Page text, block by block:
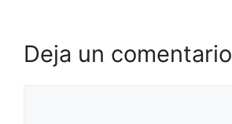
Deja un comentario